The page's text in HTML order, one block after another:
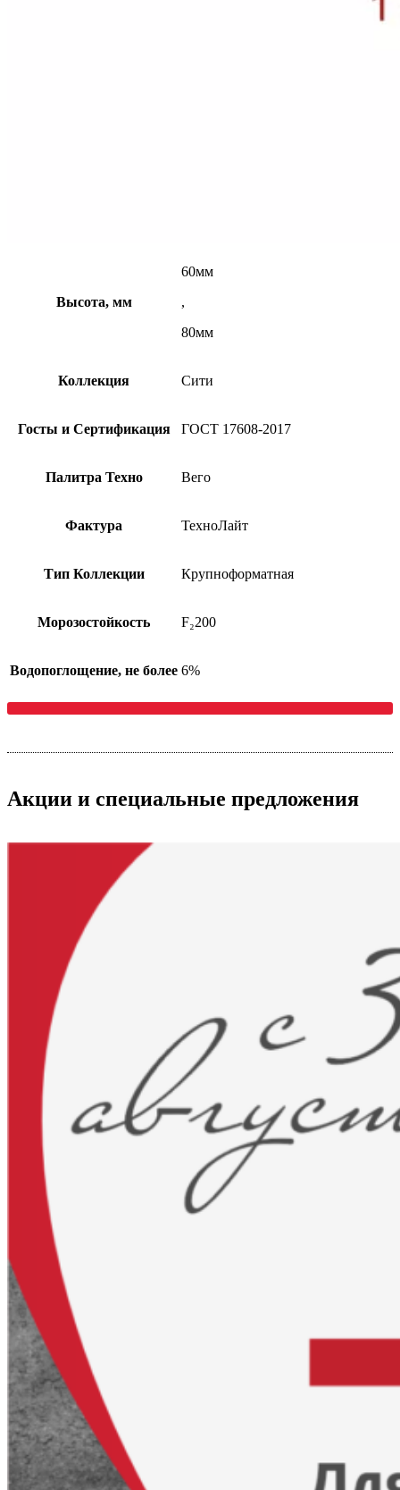
Высота, мм
60мм
,
80мм
Коллекция Сити
Госты и Сертификация ГОСТ 17608-2017
Палитра Техно Вего
Фактура ТехноЛайт
Тип Коллекции Крупноформатная
Морозостойкость F₂200
Водопоглощение, не более 6%
Акции и специальные предложения